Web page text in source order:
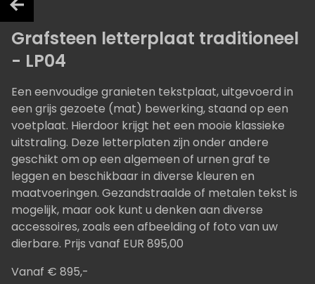
Grafsteen letterplaat traditioneel
- LP04
Een eenvoudige granieten tekstplaat, uitgevoerd in
een grijs gezoete (mat) bewerking, staand op een
voetplaat. Hierdoor krijgt het een mooie klassieke
uitstraling. Deze letterplaten zijn onder andere
geschikt om op een algemeen of urnen graf te
leggen en beschikbaar in diverse kleuren en
maatvoeringen. Gezandstraalde of metalen tekst is
mogelijk, maar ook kunt u denken aan diverse
accessoires, zoals een afbeelding of foto van uw
dierbare. Prijs vanaf EUR 895,00
Vanaf € 895,-